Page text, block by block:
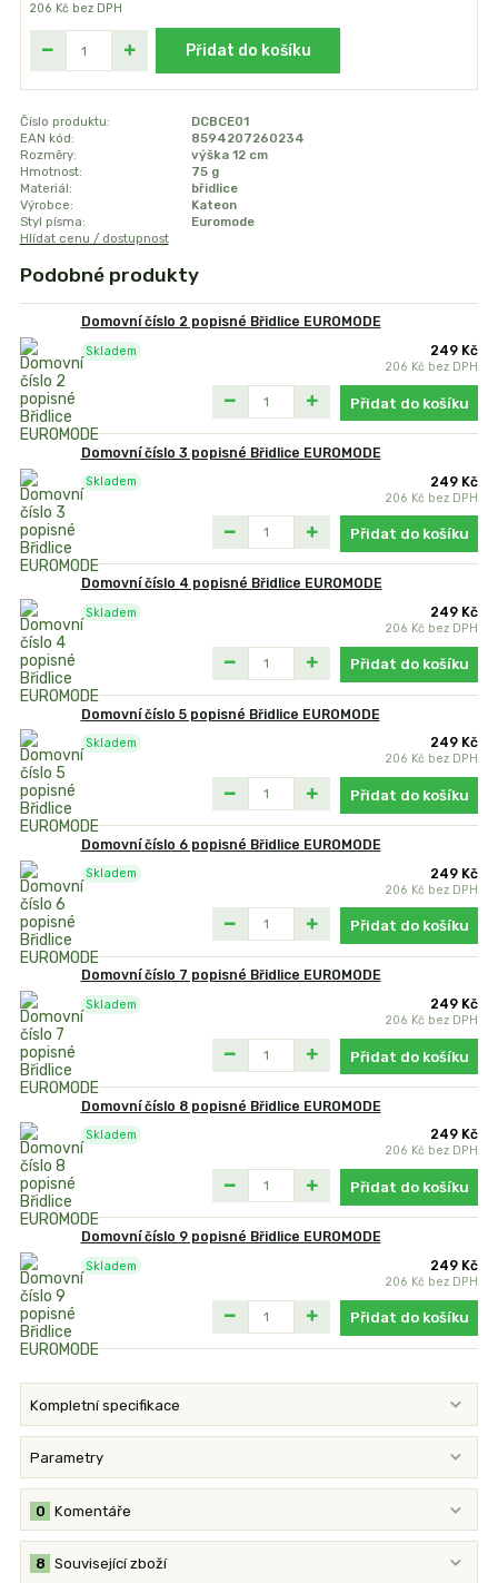
206 Kč bez DPH
Přidat do košíku
Číslo produktu:
DCBCE01
EAN kód:
8594207260234
Rozměry:
výška 12 cm
Hmotnost:
75 g
Materiál:
břidlice
Výrobce:
Kateon
Styl písma:
Euromode
Hlídat cenu / dostupnost
Podobné produkty
Domovní číslo 2 popisné Břidlice EUROMODE
249 Kč
206 Kč bez DPH
Skladem
Přidat do košíku
Domovní číslo 3 popisné Břidlice EUROMODE
249 Kč
206 Kč bez DPH
Skladem
Přidat do košíku
Domovní číslo 4 popisné Břidlice EUROMODE
249 Kč
206 Kč bez DPH
Skladem
Přidat do košíku
Domovní číslo 5 popisné Břidlice EUROMODE
249 Kč
206 Kč bez DPH
Skladem
Přidat do košíku
Domovní číslo 6 popisné Břidlice EUROMODE
249 Kč
206 Kč bez DPH
Skladem
Přidat do košíku
Domovní číslo 7 popisné Břidlice EUROMODE
249 Kč
206 Kč bez DPH
Skladem
Přidat do košíku
Domovní číslo 8 popisné Břidlice EUROMODE
249 Kč
206 Kč bez DPH
Skladem
Přidat do košíku
Domovní číslo 9 popisné Břidlice EUROMODE
249 Kč
206 Kč bez DPH
Skladem
Přidat do košíku
Kompletní specifikace
Parametry
Komentáře
0
Související zboží
8